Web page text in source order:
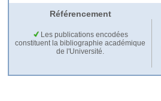
Référencement
Les publications encodées
constituent la bibliographie académique
de l'Université.